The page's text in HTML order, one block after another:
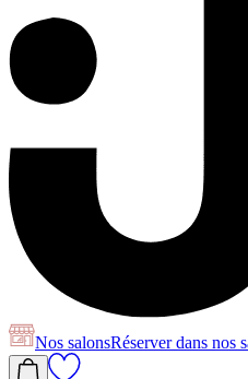
Nos salonsRéserverdans nos